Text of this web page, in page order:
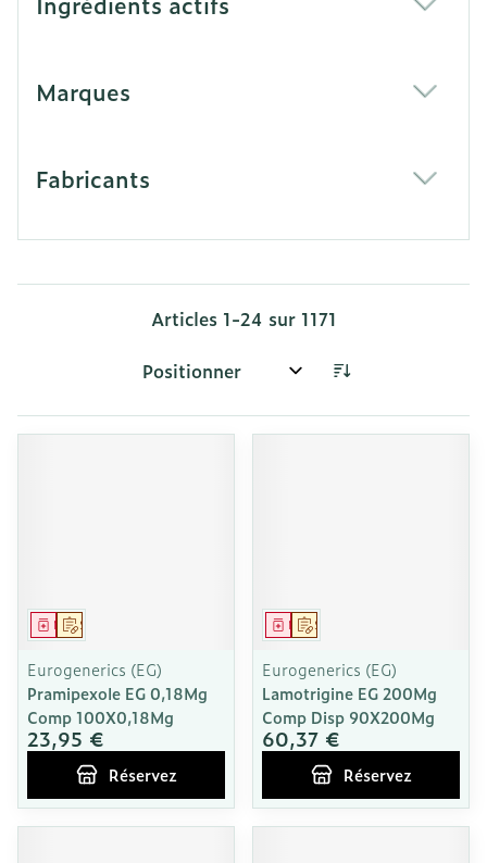
Marques
Fabricants
Articles 1-24 sur 1171
Trier par:
Sur prescription
Médicament
Eurogenerics (EG)
Pramipexole EG 0,18Mg
Comp 100X0,18Mg
23,95 €
Réservez
Sur prescription
Médicament
Eurogenerics (EG)
Lamotrigine EG 200Mg
Comp Disp 90X200Mg
60,37 €
Réservez